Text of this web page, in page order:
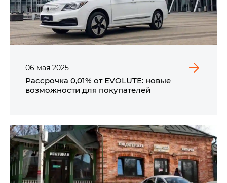
06 мая 2025
Рассрочка 0,01% от EVOLUTE: новые
возможности для покупателей